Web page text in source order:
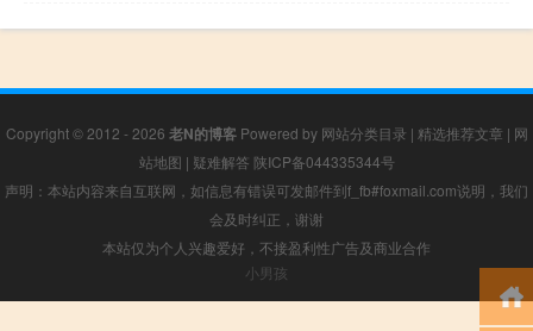
Copyright © 2012 - 2026 老N的博客Powered by 网站分类目录 | 精选推荐文章 | 网
站地图 | 疑难解答 陕ICP备044335344号
声明：本站内容来自互联网，如信息有错误可发邮件到f_fb#foxmail.com说明，我们
会及时纠正，谢谢
本站仅为个人兴趣爱好，不接盈利性广告及商业合作
小男孩